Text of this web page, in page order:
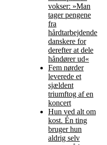
vokser: »Man
tager pengene
fra
hårdtarbejdende
danskere for
derefter at dele
håndører ud«
Fem nørder
leverede et
sjældent
triumftog af en
koncert
Hun ved alt om
kost. Én ting
bruger hun
aldrig selv